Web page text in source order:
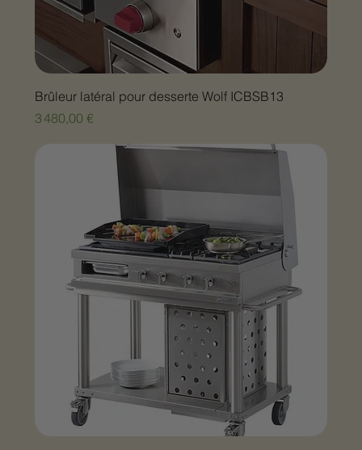
Brûleur latéral pour desserte Wolf ICBSB13
Prix
3 480,00 €